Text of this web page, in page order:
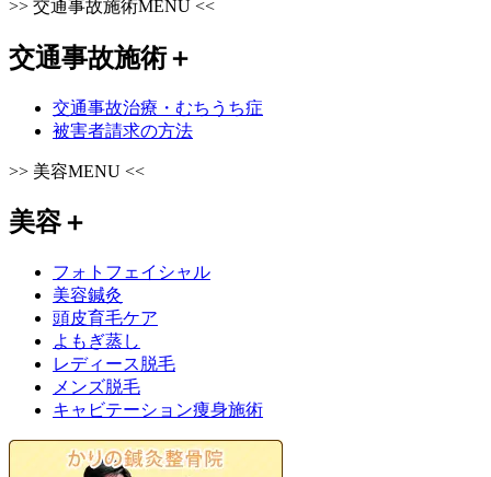
>> 交通事故施術MENU <<
交通事故施術＋
交通事故治療・むちうち症
被害者請求の方法
>> 美容MENU <<
美容＋
フォトフェイシャル
美容鍼灸
頭皮育毛ケア
よもぎ蒸し
レディース脱毛
メンズ脱毛
キャビテーション痩身施術